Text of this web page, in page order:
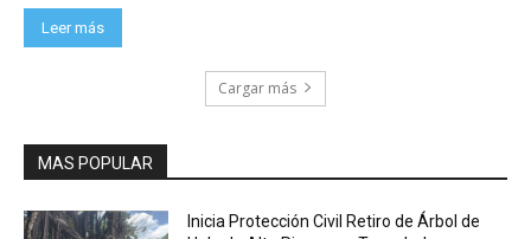
Leer más
Cargar más
MAS POPULAR
Inicia Protección Civil Retiro de Árbol de